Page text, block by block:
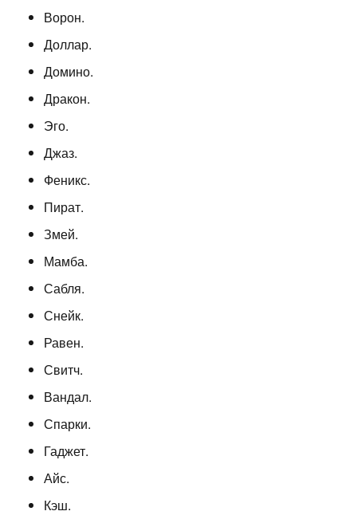
Ворон.
Доллар.
Домино.
Дракон.
Эго.
Джаз.
Феникс.
Пират.
Змей.
Мамба.
Сабля.
Снейк.
Равен.
Свитч.
Вандал.
Спарки.
Гаджет.
Айс.
Кэш.